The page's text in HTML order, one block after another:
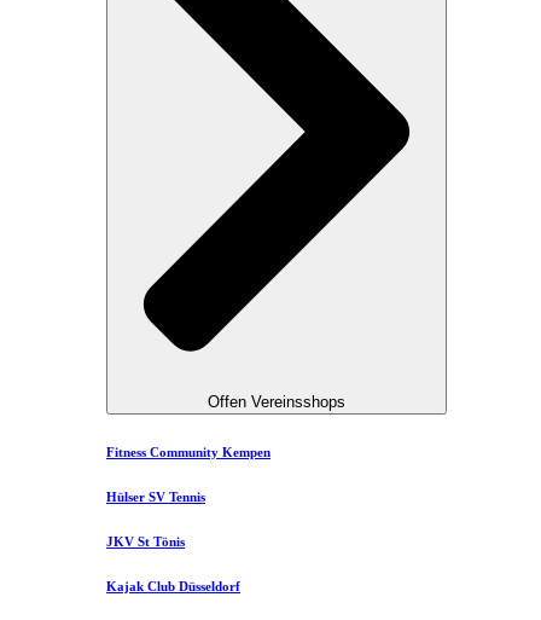
Offen Vereinsshops
Fitness Community Kempen
Hülser SV Tennis
JKV St Tönis
Kajak Club Düsseldorf